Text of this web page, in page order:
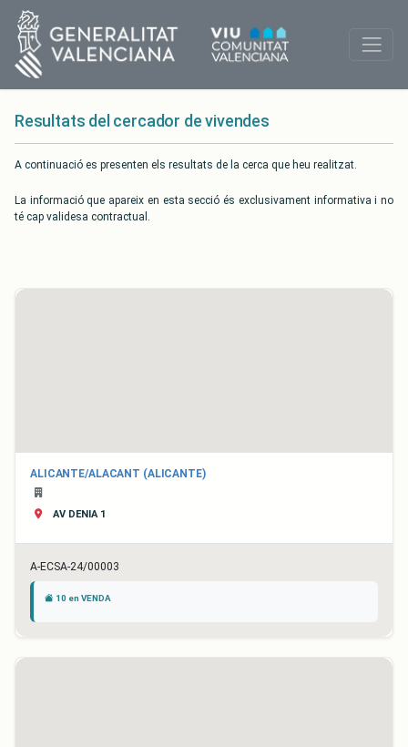
Resultats del cercador de vivendes
A continuació es presenten els resultats de la cerca que heu realitzat.
La informació que apareix en esta secció és exclusivament informativa i no
té cap validesa contractual.
ALICANTE/ALACANT (ALICANTE)
AV DENIA 1
A-ECSA-24/00003
10 en VENDA